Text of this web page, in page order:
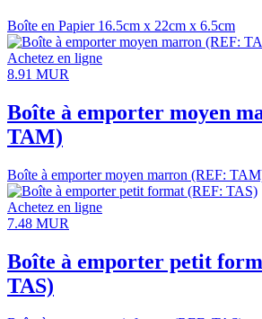
Boîte en Papier 16.5cm x 22cm x 6.5cm
Achetez en ligne
8.91 MUR
Boîte à emporter moyen
TAM)
Boîte à emporter moyen marron (REF:
Achetez en ligne
7.48 MUR
Boîte à emporter petit
TAS)